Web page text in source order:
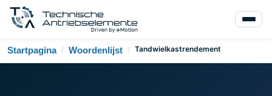
Startpagina / Woordenlijst / Tandwielkastrendement